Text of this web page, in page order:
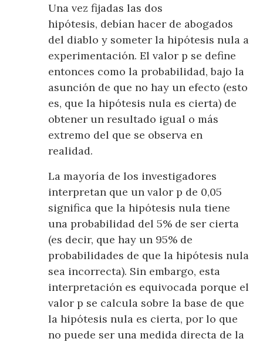
Una vez fijadas las dos
hipótesis, debían hacer de abogados
del diablo y someter la hipótesis nula a
experimentación. El valor p se define
entonces como la probabilidad, bajo la
asunción de que no hay un efecto (esto
es, que la hipótesis nula es cierta) de
obtener un resultado igual o más
extremo del que se observa en
realidad.
La mayoría de los investigadores
interpretan que un valor p de 0,05
significa que la hipótesis nula tiene
una probabilidad del 5% de ser cierta
(es decir, que hay un 95% de
probabilidades de que la hipótesis nula
sea incorrecta). Sin embargo, esta
interpretación es equivocada porque el
valor p se calcula sobre la base de que
la hipótesis nula es cierta, por lo que
no puede ser una medida directa de la